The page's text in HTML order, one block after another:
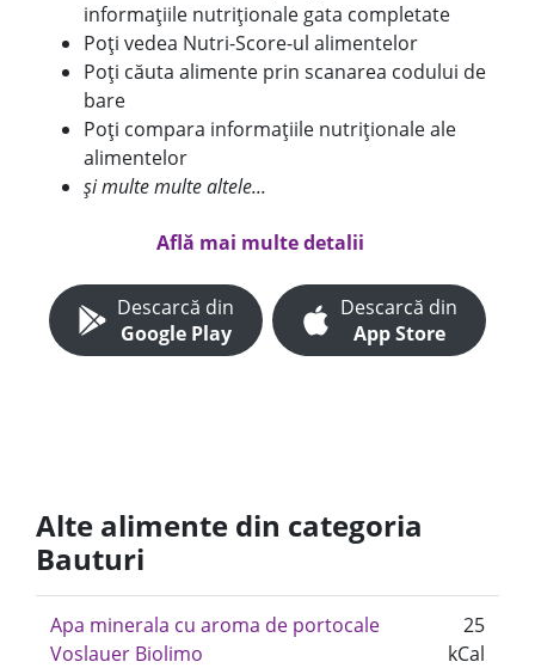
informațiile nutriționale gata completate
Poți vedea Nutri-Score-ul alimentelor
Poți căuta alimente prin scanarea codului de
bare
Poți compara informațiile nutriționale ale
alimentelor
și multe multe altele...
Află mai multe detalii
Descarcă din
Google Play
Descarcă din
App Store
Alte alimente din categoria
Bauturi
Apa minerala cu aroma de portocale
Voslauer Biolimo
25
kCal